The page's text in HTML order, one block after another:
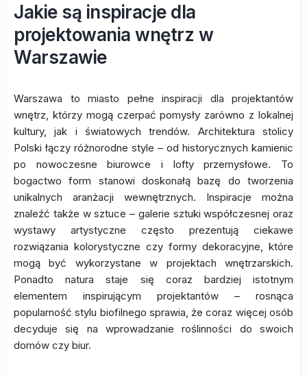
Jakie są inspiracje dla
projektowania wnętrz w
Warszawie
Warszawa to miasto pełne inspiracji dla projektantów
wnętrz, którzy mogą czerpać pomysły zarówno z lokalnej
kultury, jak i światowych trendów. Architektura stolicy
Polski łączy różnorodne style – od historycznych kamienic
po nowoczesne biurowce i lofty przemysłowe. To
bogactwo form stanowi doskonałą bazę do tworzenia
unikalnych aranżacji wewnętrznych. Inspiracje można
znaleźć także w sztuce – galerie sztuki współczesnej oraz
wystawy artystyczne często prezentują ciekawe
rozwiązania kolorystyczne czy formy dekoracyjne, które
mogą być wykorzystane w projektach wnętrzarskich.
Ponadto natura staje się coraz bardziej istotnym
elementem inspirującym projektantów – rosnąca
popularność stylu biofilnego sprawia, że coraz więcej osób
decyduje się na wprowadzanie roślinności do swoich
domów czy biur.